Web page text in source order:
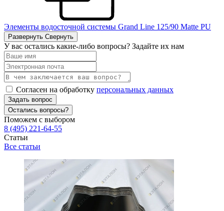
Элементы водосточной системы Grand Line 125/90 Matte PU
Развернуть Свернуть
У вас остались какие-либо вопросы? Задайте их нам
Согласен на обработку персональных данных
Задать вопрос
Остались вопросы?
Поможем с выбором
8 (495) 221-64-55
Статьи
Все статьи